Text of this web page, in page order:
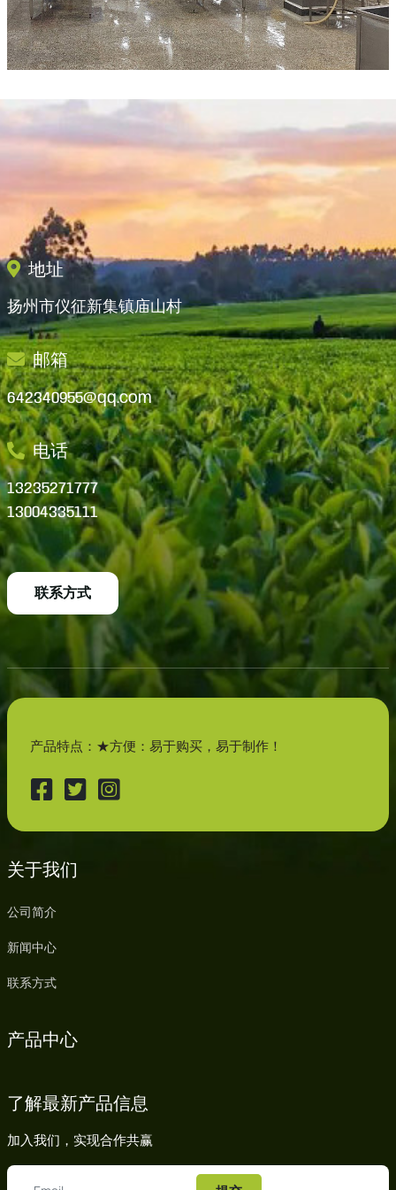
地址
扬州市仪征新集镇庙山村
邮箱
642340955@qq.com
电话
13235271777
13004335111
联系方式
产品特点：★方便：易于购买，易于制作！
关于我们
公司简介
新闻中心
联系方式
产品中心
了解最新产品信息
加入我们，实现合作共赢